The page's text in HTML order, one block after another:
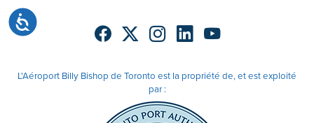
Accessibilité
L'Aéroport Billy Bishop de Toronto est la propriété de, et est exploité
par :